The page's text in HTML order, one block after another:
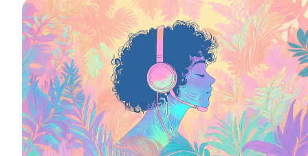
blogueo y ayudarte a recuperar esas preciosas horas.